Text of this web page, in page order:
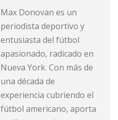
Max Donovan es un
periodista deportivo y
entusiasta del fútbol
apasionado, radicado en
Nueva York. Con más de
una década de
experiencia cubriendo el
fútbol americano, aporta